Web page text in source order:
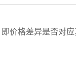
价格差异是否对